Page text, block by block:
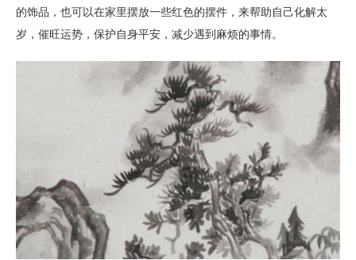
的饰品，也可以在家里摆放一些红色的摆件，来帮助自己化解太
岁，催旺运势，保护自身平安，减少遇到麻烦的事情。